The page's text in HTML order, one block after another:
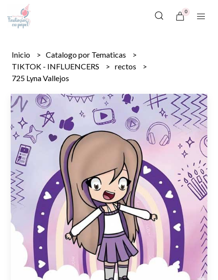
0
Inicio
Catalogo por Tematicas
TIKTOK - INFLUENCERS
rectos
725 Lyna Vallejos